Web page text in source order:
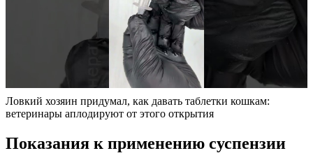
Ловкий хозяин придумал, как давать таблетки кошкам:
ветеринары аплодируют от этого открытия
Показания к применению суспензии